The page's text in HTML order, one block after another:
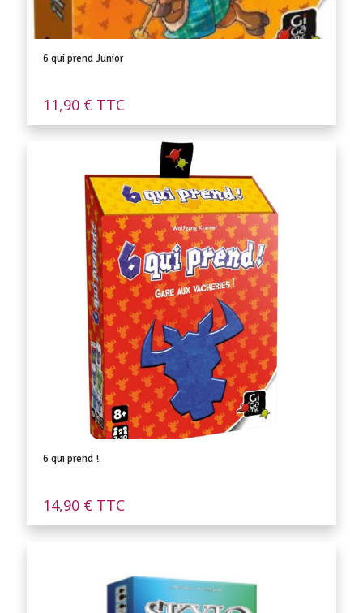
6 qui prend Junior
11,90 € TTC
6 qui prend !
14,90 € TTC